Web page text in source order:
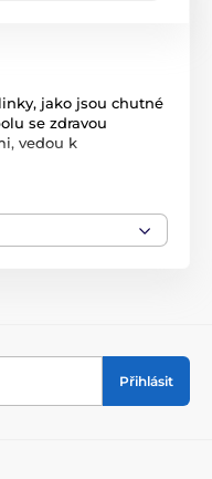
jako jsou chutné
se zdravou
vedou k
květy měsíčku
Přihlásit